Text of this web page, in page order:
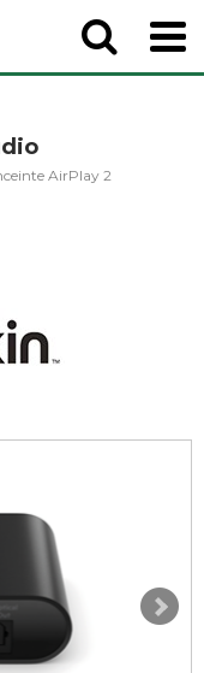
AirPlay 2